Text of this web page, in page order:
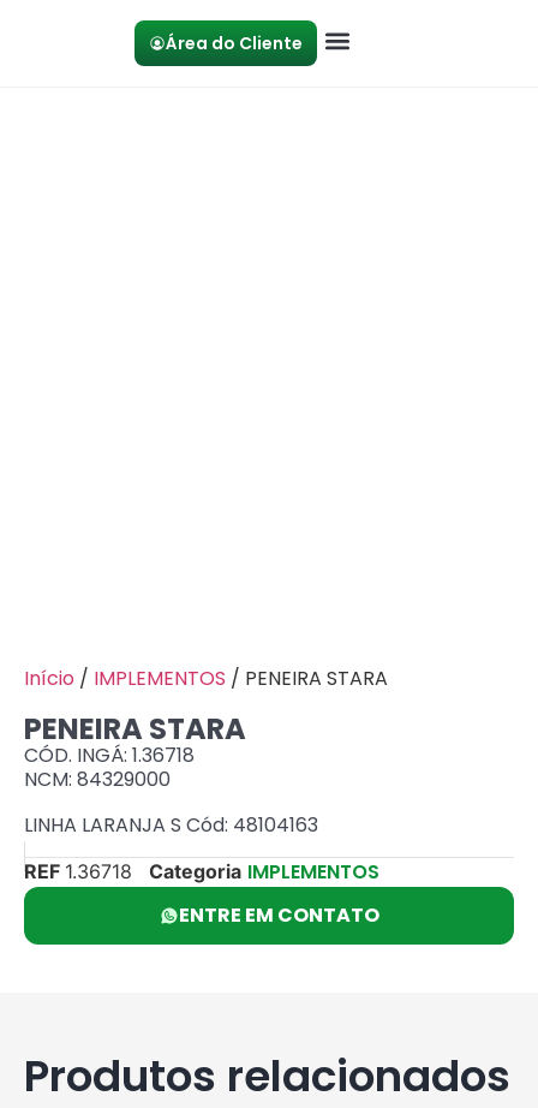
Área do Cliente
Início / IMPLEMENTOS / PENEIRA STARA
PENEIRA STARA
CÓD. INGÁ: 1.36718
NCM: 84329000
LINHA LARANJA S Cód: 48104163
REF 1.36718 Categoria IMPLEMENTOS
ENTRE EM CONTATO
Produtos relacionados